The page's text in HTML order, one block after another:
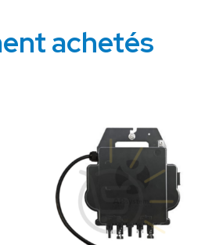
achetés